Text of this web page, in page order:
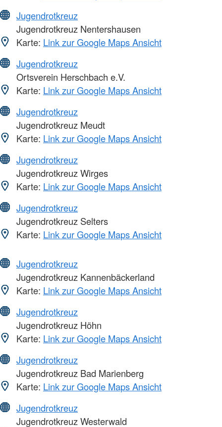
Jugendrotkreuz
Jugendrotkreuz Nentershausen
Karte: Link zur Google Maps Ansicht
Jugendrotkreuz
Ortsverein Herschbach e.V.
Karte: Link zur Google Maps Ansicht
Jugendrotkreuz
Jugendrotkreuz Meudt
Karte: Link zur Google Maps Ansicht
Jugendrotkreuz
Jugendrotkreuz Wirges
Karte: Link zur Google Maps Ansicht
Jugendrotkreuz
Jugendrotkreuz Selters
Karte: Link zur Google Maps Ansicht
Jugendrotkreuz
Jugendrotkreuz Kannenbäckerland
Karte: Link zur Google Maps Ansicht
Jugendrotkreuz
Jugendrotkreuz Höhn
Karte: Link zur Google Maps Ansicht
Jugendrotkreuz
Jugendrotkreuz Bad Marienberg
Karte: Link zur Google Maps Ansicht
Jugendrotkreuz
Jugendrotkreuz Westerwald